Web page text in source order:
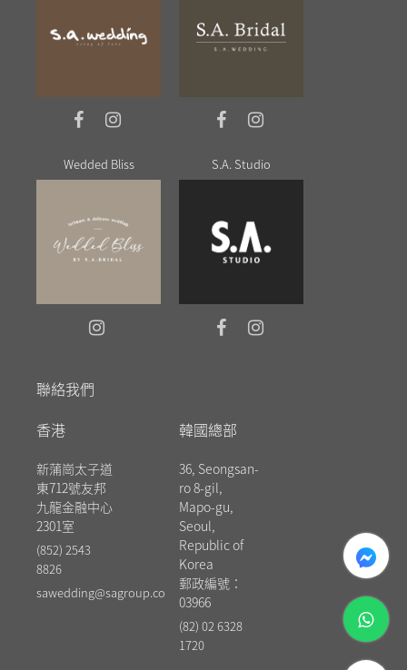
Wedded Bliss S.A. Studio
聯絡我們
香港
新蒲崗太子道
東712號友邦
九龍金融中心
2301室
(852) 2543
8826
sawedding@sagroup.co
韓國總部
36, Seongsan-
ro 8-gil,
Mapo-gu,
Seoul,
Republic of
Korea
郵政編號：
03966
(82) 02 6328
1720
whatsapp
messenger